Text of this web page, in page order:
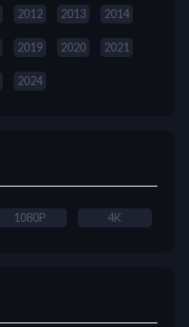
2012 2013 2014
2019 2020 2021
2024
1080P 4K